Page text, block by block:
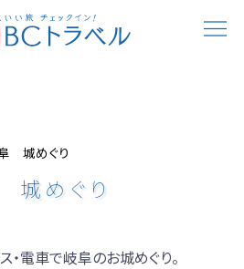
城めぐり
めぐり
電車で岐阜のお城めぐり。